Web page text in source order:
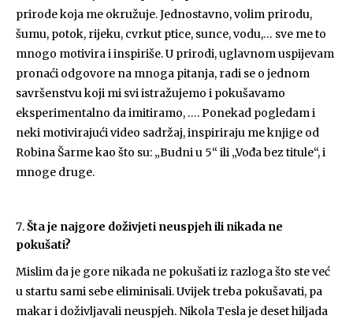
prirode koja me okružuje. Jednostavno, volim prirodu,
šumu, potok, rijeku, cvrkut ptice, sunce, vodu,… sve me to
mnogo motivira i inspiriše. U prirodi, uglavnom uspijevam
pronaći odgovore na mnoga pitanja, radi se o jednom
savršenstvu koji mi svi istražujemo i pokušavamo
eksperimentalno da imitiramo, …. Ponekad pogledam i
neki motivirajući video sadržaj, inspiriraju me knjige od
Robina Šarme kao što su: „Budni u 5“ ili „Vođa bez titule“, i
mnoge druge.
Šta je najgore doživjeti neuspjeh ili nikada ne
pokušati?
Mislim da je gore nikada ne pokušati iz razloga što ste već
u startu sami sebe eliminisali. Uvijek treba pokušavati, pa
makar i doživljavali neuspjeh. Nikola Tesla je deset hiljada